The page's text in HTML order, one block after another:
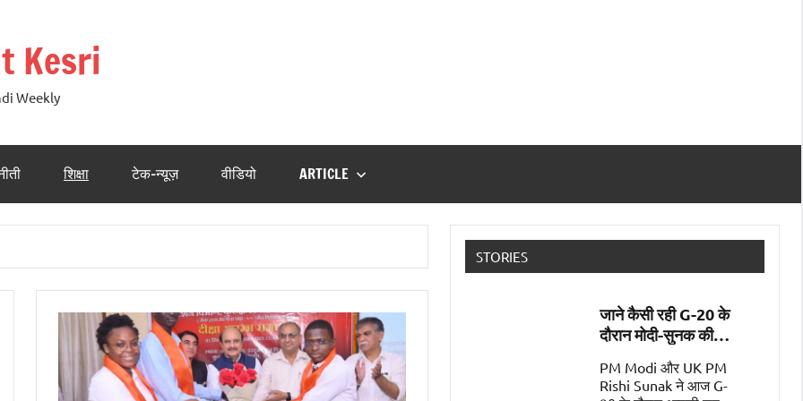
Kesri
Weekly
शिक्षा टेक-न्यूज़ वीडियो ARTICLE
STORIES
जाने कैसी रही G-20 के
दौरान मोदी-सुनक की
पहली मुलाक़ात
PM Modi और UK PM
Rishi Sunak ने आज G-